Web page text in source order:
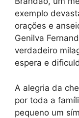
exemplo
orações e
Genilva
verdadeiro
espera e
A alegria da
por toda a
pequeno um